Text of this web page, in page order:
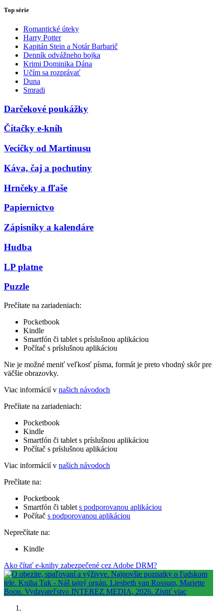
Top série
Romantické úteky
Harry Potter
Kapitán Stein a Notár Barbarič
Denník odvážneho bojka
Krimi Dominika Dána
Učím sa rozprávať
Duna
Smradi
Darčekové poukážky
Čítačky e-kníh
Vecičky od Martinusu
Káva, čaj a pochutiny
Hrnčeky a fľaše
Papiernictvo
Zápisníky a kalendáre
Hudba
LP platne
Puzzle
Prečítate na zariadeniach:
Pocketbook
Kindle
Smartfón či tablet s príslušnou aplikáciou
Počítač s príslušnou aplikáciou
Nie je možné meniť veľkosť písma, formát je preto vhodný skôr pre
väčšie obrazovky.
Viac informácií v našich návodoch
Prečítate na zariadeniach:
Pocketbook
Kindle
Smartfón či tablet s príslušnou aplikáciou
Počítač s príslušnou aplikáciou
Viac informácií v našich návodoch
Prečítate na:
Pocketbook
Smartfón či tablet s podporovanou aplikáciou
Počítač s podporovanou aplikáciou
Neprečítate na:
Kindle
Ako čítať e-knihy zabezpečené cez Adobe DRM?